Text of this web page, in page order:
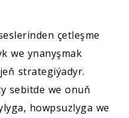
çetleşme
we ynanyşmak
strategiýadyr.
sebitde we onuň
howpsuzlyga we